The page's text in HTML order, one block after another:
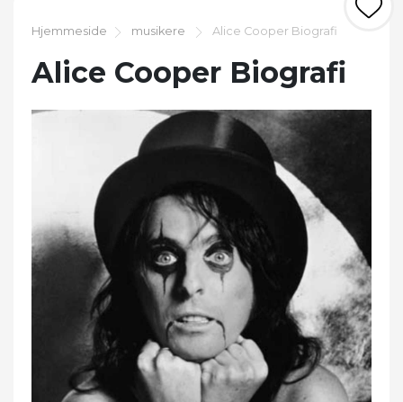
Hjemmeside musikere Alice Cooper Biografi
Alice Cooper Biografi